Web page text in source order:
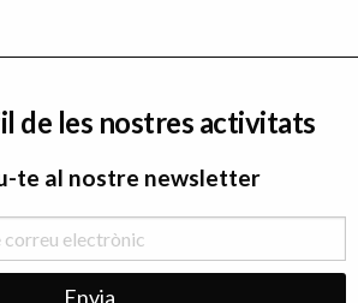
de les nostres activitats
te al nostre newsletter